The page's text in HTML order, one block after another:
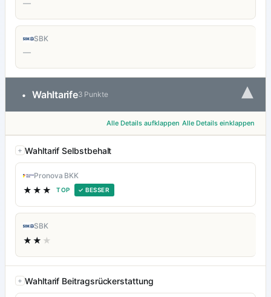
—
SBK
—
• Wahltarife3 Punkte ▾
Alle Details aufklappen Alle Details einklappen
Wahltarif Selbstbehalt
Pronova BKK
★★★ TOP ✓ BESSER
SBK
★★ ★
Wahltarif Beitragsrückerstattung